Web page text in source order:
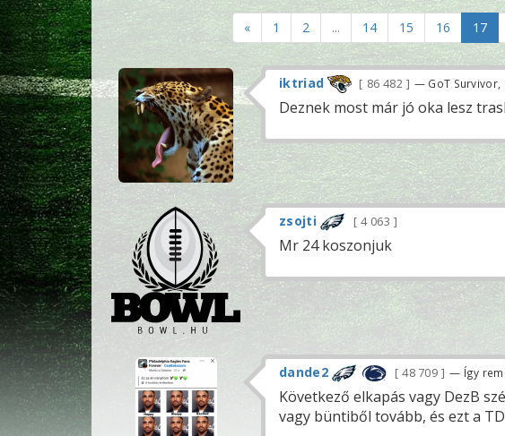
« 1 2 ... 14 15 16 17
iktriad 86 482 — GoT Survivor,
Deznek most már jó oka lesz
zsojti 4 063
Mr 24 koszonjuk
dande2 48 709 — Így
Következő elkapás vagy DezB
vagy büntiből tovább, és ezt a TD